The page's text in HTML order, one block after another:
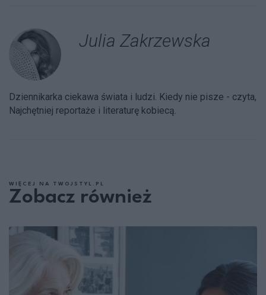
Julia Zakrzewska
Dziennikarka ciekawa świata i ludzi. Kiedy nie pisze - czyta,
Najchętniej reportaże i literaturę kobiecą.
WIĘCEJ NA TWOJSTYL.PL
Zobacz również